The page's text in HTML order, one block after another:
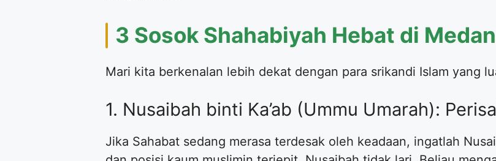
​3 Sosok Shahabiyah Hebat di
​Mari kita berkenalan lebih dekat dengan para srikandi Islam yang
​1. Nusaibah binti Ka’ab (Ummu Umarah):
​Jika Sahabat sedang merasa terdesak oleh keadaan, ingatlah